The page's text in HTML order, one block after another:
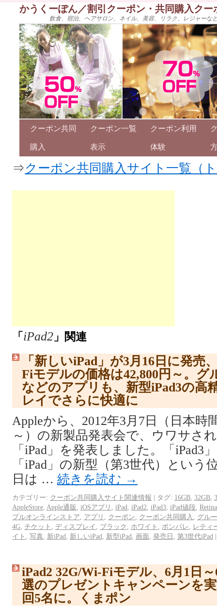
かうくーぽん／割引クーポン・共同購入ク
飲食、宿泊、ヘアサロン、ネイル、美容、リラク、レジャー
クーポン共同
購入
クーポン一覧
表示
クーポン利用
体験
⇒クーポン共同購入サイト一覧（
「 iPad2 」関連
「新しいiPad」が3月16日に発売
Fiモデルの価格は42,800円～。グ
などのアプリも、新型iPad3の高
レイでさらに快適に
Appleから、2012年3月7日（日本時
～）の新製品発表会で、ウワサさ
「iPad」を発表しました。「iPad3
「iPad」の新型（第3世代）という
日は … 続きを読む →
カテゴリー: クーポン共同購入サイト関連情報 | タグ: 16GB 32GB
AppleStore Apple通販 iOSアプリ iPad iPad2 iPad3 iPad値段 Retina
プルオンラインストア
アプリ クーポン クーポン共同購入
グル
4G チケット ディスプレイ ブラック ホワイト ポンパレ
レティ
イト
写真 新iPad 新しいiPad 新型iPad 画面 発売日 第3世代iPad |
iPad2 32G/Wi-Fiモデル、6月1日
選のプレゼントキャンペーンを
回5名に。くまポン